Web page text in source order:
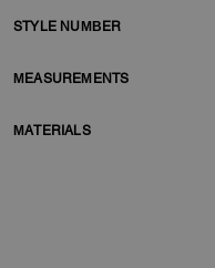
STYLE NUMBER
MEASUREMENTS
MATERIALS